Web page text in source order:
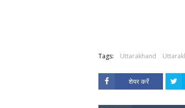
Tags: Uttarakhand
शेयर करें